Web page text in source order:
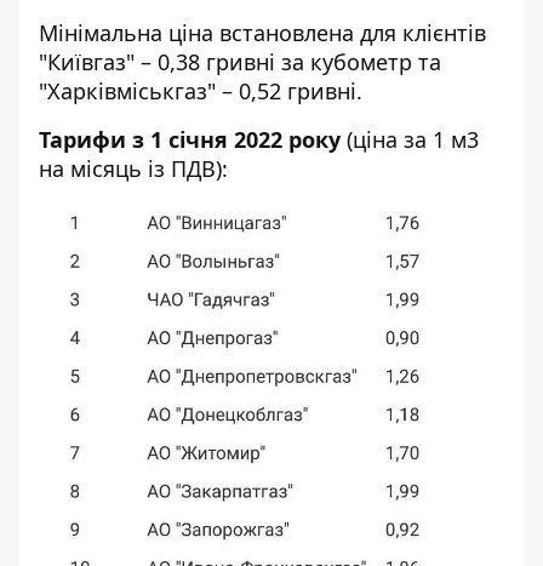
Мінімальна ціна встановлена ​​для клієнтів
"Київгаз" – 0,38 гривні за кубометр та
"Харківміськгаз" – 0,52 гривні.
Тарифи з 1 січня 2022 року (ціна за 1 м3
на місяць із ПДВ):